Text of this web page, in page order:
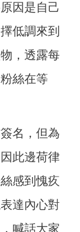
因是自己
低調來到
，透露每
絲在等
名，但為
此邊荷律
感到愧疚
達內心對
喊話大家